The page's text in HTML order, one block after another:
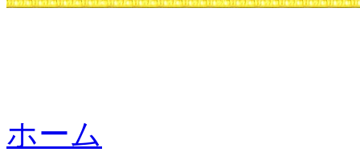
ホーム